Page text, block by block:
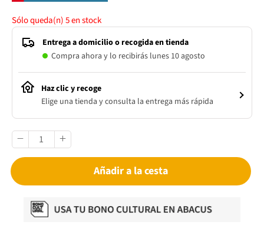
Sólo queda(n)5en stock
Entrega a domicilio o recogida en tienda
Compra ahora y lo recibirás lunes 10 agosto
Haz clic y recoge
Elige una tienda y consulta la entrega más rápida
Añadir a la cesta